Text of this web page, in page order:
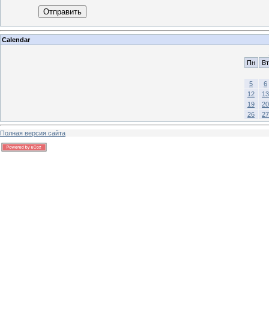
Отправить
Calendar
Пн
Вт
5
6
12
13
19
20
26
27
Полная версия сайта